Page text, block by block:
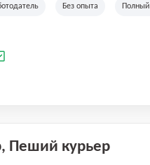
Без опыта
Пеший курьер